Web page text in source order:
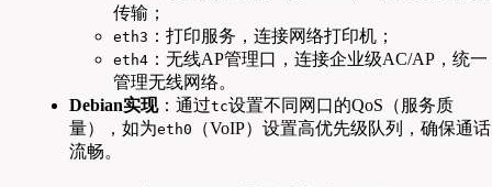
传输；
eth3 ：打印服务，连接网络打印机；
eth4 ：无线AP管理口，连接企业级AC/AP，统一
管理无线网络。
Debian实现：通过tc设置不同网口的QoS（服务质
量），如为eth0
（VoIP）设置高优先级队列，确保通话
流畅。